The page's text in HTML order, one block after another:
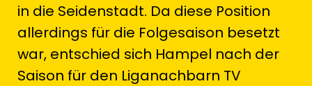
in die Seidenstadt. Da diese Position
allerdings für die Folgesaison besetzt
war, entschied sich Hampel nach der
Saison für den Liganachbarn TV